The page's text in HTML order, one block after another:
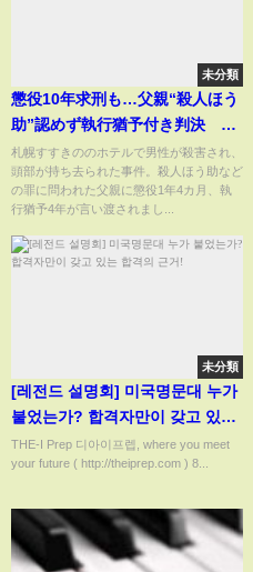
未分類
懲役10年求刑も…父親“殺人ほう
助”認めず執行猶予付き判決 す
すきの“首切断”事件【報道ステ
ーション】(2025年3月12日)
札幌すすきののホテルで男性が殺害され、
頭部が持ち去られた事件。殺人ほう助など
の罪に問われた父親に懲役1年4カ月、執
行猶予4年が言い渡されまし...
未分類
[레전드 설명회] 미국명문대 누가
붙었는가? 합격자만이 갖고 있는
합격의 근거!
THE-I Prep 디아이프렙, where you meet
your future ( http://theiprep.com ) 8...